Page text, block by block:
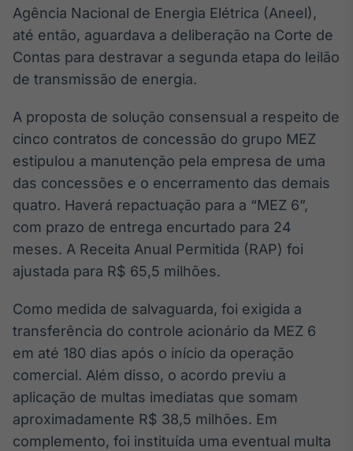
Broadcast
White Label
Plataforma para
conteúdos
personalizados
Soluções de Dados
e Conteúdos
Broadcast
OTC
Plataforma para
negociação de
ativos
Broadcast
Datafeed
integração de
conteúdos e
dados
Broadcast
Ticker
Cotações e
headlines de
notícias
Agência Nacional de Energia Elétrica (Aneel),
até então, aguardava a deliberação na Corte de
Contas para destravar a segunda etapa do leilão
de transmissão de energia.
A proposta de solução consensual a respeito de
cinco contratos de concessão do grupo MEZ
estipulou a manutenção pela empresa de uma
das concessões e o encerramento das demais
quatro. Haverá repactuação para a “MEZ 6”,
com prazo de entrega encurtado para 24
meses. A Receita Anual Permitida (RAP) foi
ajustada para R$ 65,5 milhões.
Como medida de salvaguarda, foi exigida a
transferência do controle acionário da MEZ 6
em até 180 dias após o início da operação
comercial. Além disso, o acordo previu a
aplicação de multas imediatas que somam
aproximadamente R$ 38,5 milhões. Em
complemento, foi instituída uma eventual multa